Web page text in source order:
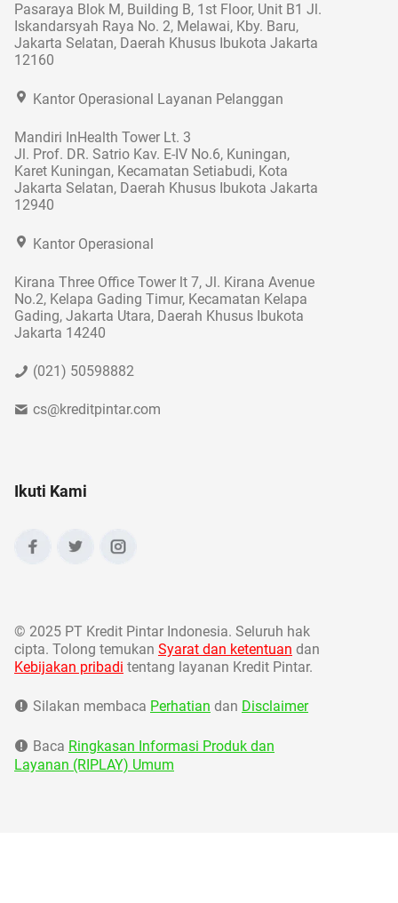
Pasaraya Blok M, Building B, 1st Floor, Unit B1 Jl.
Iskandarsyah Raya No. 2, Melawai, Kby. Baru,
Jakarta Selatan, Daerah Khusus Ibukota Jakarta
12160
Kantor Operasional Layanan Pelanggan
Mandiri InHealth Tower Lt. 3
Jl. Prof. DR. Satrio Kav. E-IV No.6, Kuningan,
Karet Kuningan, Kecamatan Setiabudi, Kota
Jakarta Selatan, Daerah Khusus Ibukota Jakarta
12940
Kantor Operasional
Kirana Three Office Tower lt 7, Jl. Kirana Avenue
No.2, Kelapa Gading Timur, Kecamatan Kelapa
Gading, Jakarta Utara, Daerah Khusus Ibukota
Jakarta 14240
(021) 50598882
cs@kreditpintar.com
Ikuti Kami
© 2025 PT Kredit Pintar Indonesia. Seluruh hak
cipta. Tolong temukan Syarat dan ketentuan dan
Kebijakan pribadi tentang layanan Kredit Pintar.
Silakan membaca Perhatian dan Disclaimer
Baca Ringkasan Informasi Produk dan
Layanan (RIPLAY) Umum